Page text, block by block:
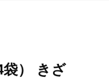
） きざ